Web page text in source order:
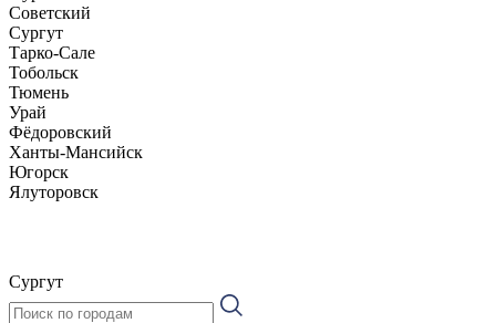
Советский
Сургут
Тарко-Сале
Тобольск
Тюмень
Урай
Фёдоровский
Ханты-Мансийск
Югорск
Ялуторовск
Сургут